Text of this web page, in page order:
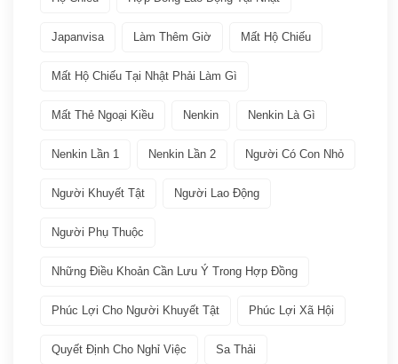
Bảo hiểm(2)
Các ngành nghề quay lại Tokutei Gino(1)
Nenkin (3)
Phúc lợi xã hội(2)
Japanvisa Làm Thêm Giờ Mất Hộ Chiếu
Mất Hộ Chiếu Tại Nhật Phải Làm Gì
Mất Thẻ Ngoại Kiều Nenkin Nenkin Là Gì
Nenkin Lần 1 Nenkin Lần 2 Người Có Con Nhỏ
Người Khuyết Tật Người Lao Động
Người Phụ Thuộc
Những Điều Khoản Cần Lưu Ý Trong Hợp Đồng
Phúc Lợi Cho Người Khuyết Tật Phúc Lợi Xã Hội
Quyết Định Cho Nghỉ Việc Sa Thải